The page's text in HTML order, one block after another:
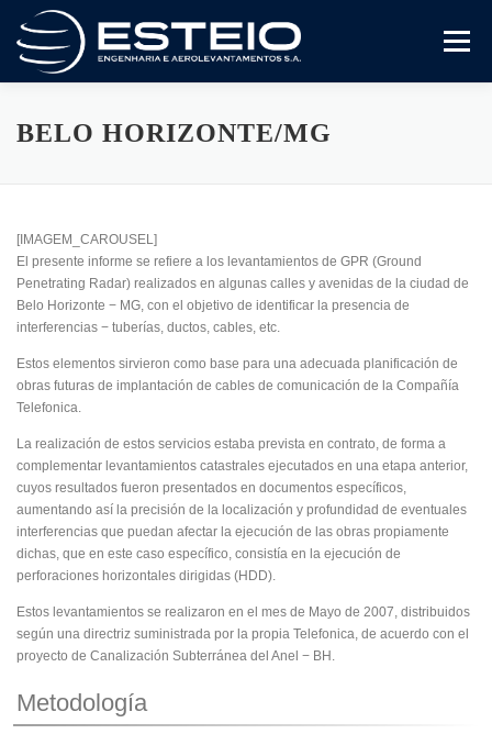
contenido
Menú
A Empresa Serviços Downloads
BELO HORIZONTE/MG
[IMAGEM_CAROUSEL]
El presente informe se refiere a los levantamientos de GPR (Ground
Penetrating Radar) realizados en algunas calles y avenidas de la ciudad de
Belo Horizonte − MG, con el objetivo de identificar la presencia de
interferencias − tuberías, ductos, cables, etc.
Estos elementos sirvieron como base para una adecuada planificación de
obras futuras de implantación de cables de comunicación de la Compañía
Telefonica.
La realización de estos servicios estaba prevista en contrato, de forma a
complementar levantamientos catastrales ejecutados en una etapa anterior,
cuyos resultados fueron presentados en documentos específicos,
aumentando así la precisión de la localización y profundidad de eventuales
interferencias que puedan afectar la ejecución de las obras propiamente
dichas, que en este caso específico, consistía en la ejecución de
perforaciones horizontales dirigidas (HDD).
Estos levantamientos se realizaron en el mes de Mayo de 2007, distribuidos
según una directriz suministrada por la propia Telefonica, de acuerdo con el
proyecto de Canalización Subterránea del Anel − BH.
Metodología